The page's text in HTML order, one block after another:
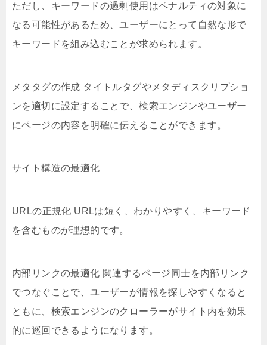
ただし、キーワードの過剰使用はペナルティの対象に
なる可能性があるため、ユーザーにとって自然な形で
キーワードを組み込むことが求められます。
メタタグの作成 タイトルタグやメタディスクリプショ
ンを適切に設定することで、検索エンジンやユーザー
にページの内容を明確に伝えることができます。
サイト構造の最適化
URLの正規化 URLは短く、わかりやすく、キーワード
を含むものが理想的です。
内部リンクの最適化 関連するページ同士を内部リンク
でつなぐことで、ユーザーが情報を探しやすくなると
ともに、検索エンジンのクローラーがサイト内を効果
的に巡回できるようになります。